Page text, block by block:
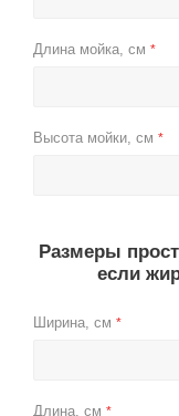
Длина мойка, см *
Высота мойки, см *
Размеры
если
Ширина, см *
Длина, см *